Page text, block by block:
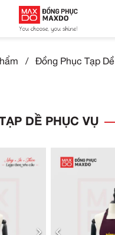
/ Đồng Phục Tạp Dề
DỀ PHỤC VỤ